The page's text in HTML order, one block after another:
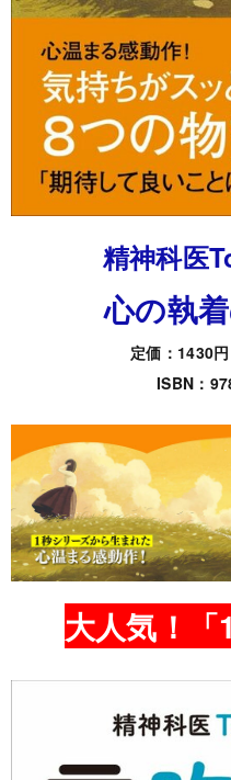
精神科医
心の執
定価：1430
ISBN：
大人気！「